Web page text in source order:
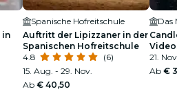
in
Spanische Hofreitschule
Auftritt der Lipizzaner in der
Spanischen Hofreitschule
4.8
(6)
15. Aug. - 29. Nov.
Ab € 40,50
21.
Ab €